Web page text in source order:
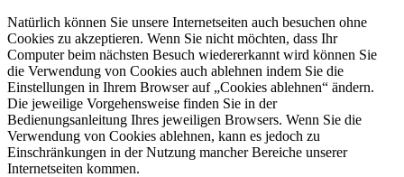
Natürlich können Sie unsere Internetseiten auch besuchen ohne
Cookies zu akzeptieren. Wenn Sie nicht möchten, dass Ihr
Computer beim nächsten Besuch wiedererkannt wird können Sie
die Verwendung von Cookies auch ablehnen indem Sie die
Einstellungen in Ihrem Browser auf „Cookies ablehnen“ ändern.
Die jeweilige Vorgehensweise finden Sie in der
Bedienungsanleitung Ihres jeweiligen Browsers. Wenn Sie die
Verwendung von Cookies ablehnen, kann es jedoch zu
Einschränkungen in der Nutzung mancher Bereiche unserer
Internetseiten kommen.